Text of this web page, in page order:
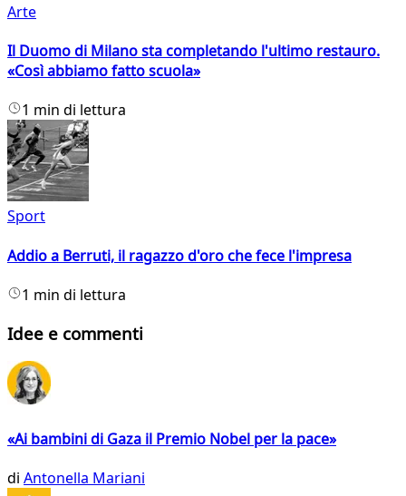
Arte
Il Duomo di Milano sta completando l'ultimo restauro.
«Così abbiamo fatto scuola»
1 min di lettura
Sport
Addio a Berruti, il ragazzo d'oro che fece l'impresa
1 min di lettura
Idee e commenti
«Ai bambini di Gaza il Premio Nobel per la pace»
di Antonella Mariani